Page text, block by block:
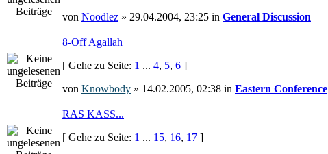
von Noodlez » 29.04.2004, 23:25 in General Discussion
8-Off Agallah
[ Gehe zu Seite: 1 ... 4, 5, 6 ]
von Knowbody » 14.02.2005, 02:38 in Eastern Conference
RAS KASS...
[ Gehe zu Seite: 1 ... 15, 16, 17 ]